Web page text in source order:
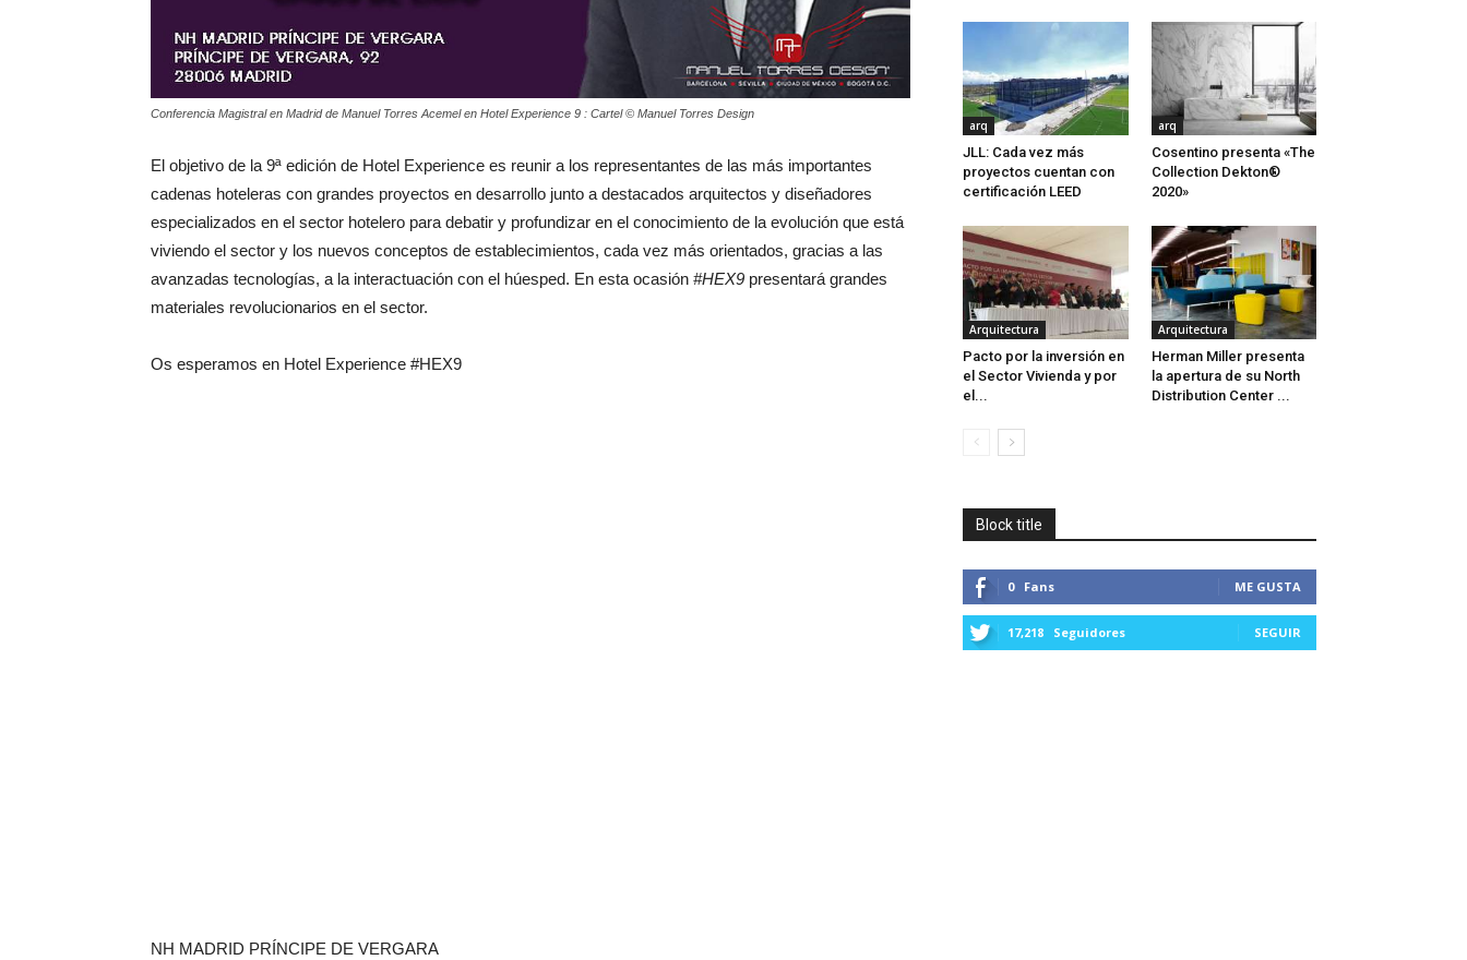
Conferencia Magistral en Madrid de Manuel Torres Acemel en Hotel Experience 9 : Cartel © Manuel Torres Design
El objetivo de la 9ª edición de Hotel Experience es reunir a los representantes de las más importantes
cadenas hoteleras con grandes proyectos en desarrollo junto a destacados arquitectos y diseñadores
especializados en el sector hotelero para debatir y profundizar en el conocimiento de la evolución que está
viviendo el sector y los nuevos conceptos de establecimientos, cada vez más orientados, gracias a las
avanzadas tecnologías, a la interactuación con el húesped. En esta ocasión #HEX9 presentará grandes
materiales revolucionarios en el sector.
Os esperamos en Hotel Experience #HEX9
NH MADRID PRÍNCIPE DE VERGARA
arq
JLL: Cada vez más
proyectos cuentan con
certificación LEED
arq
Cosentino presenta «The
Collection Dekton®
2020»
Arquitectura
Pacto por la inversión en
el Sector Vivienda y por
el...
Arquitectura
Herman Miller presenta
la apertura de su North
Distribution Center ...
Block title
0 Fans ME GUSTA
17,218 Seguidores SEGUIR